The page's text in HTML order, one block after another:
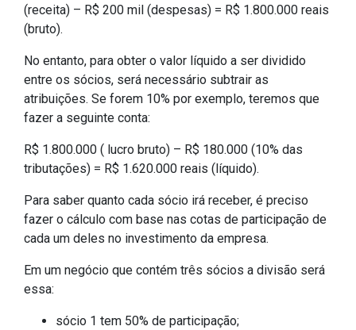
(receita) – R$ 200 mil (despesas) = R$ 1.800.000 reais
(bruto).
No entanto, para obter o valor líquido a ser dividido
entre os sócios, será necessário subtrair as
atribuições. Se forem 10% por exemplo, teremos que
fazer a seguinte conta:
R$ 1.800.000 ( lucro bruto) – R$ 180.000 (10% das
tributações) = R$ 1.620.000 reais (líquido).
Para saber quanto cada sócio irá receber, é preciso
fazer o cálculo com base nas cotas de participação de
cada um deles no investimento da empresa.
Em um negócio que contém três sócios a divisão será
essa:
sócio 1 tem 50% de participação;